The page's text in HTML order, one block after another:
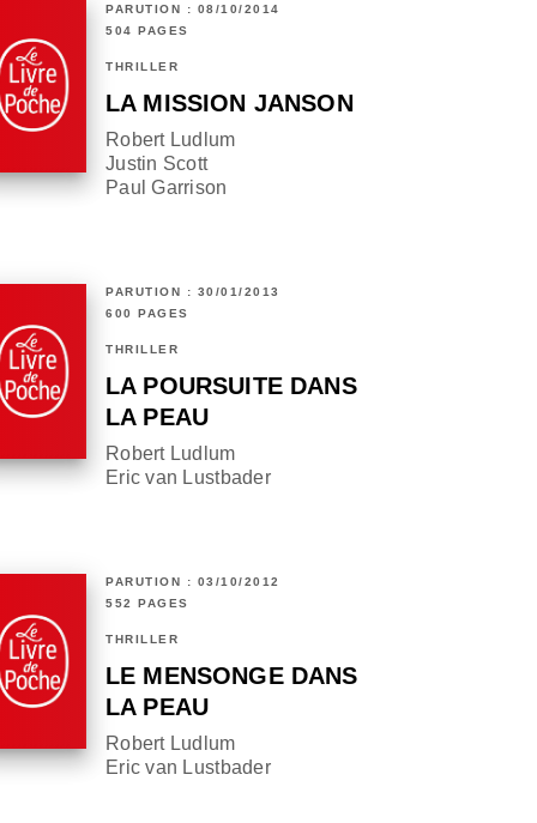
PARUTION : 08/10/2014
504 PAGES
THRILLER
LA MISSION JANSON
Robert Ludlum
Justin Scott
Paul Garrison
PARUTION : 30/01/2013
600 PAGES
THRILLER
LA POURSUITE DANS
LA PEAU
Robert Ludlum
Eric van Lustbader
PARUTION : 03/10/2012
552 PAGES
THRILLER
LE MENSONGE DANS
LA PEAU
Robert Ludlum
Eric van Lustbader